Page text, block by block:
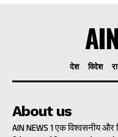
देश विदेश
About us
AIN NEWS 1 एक विश्वसनीय और